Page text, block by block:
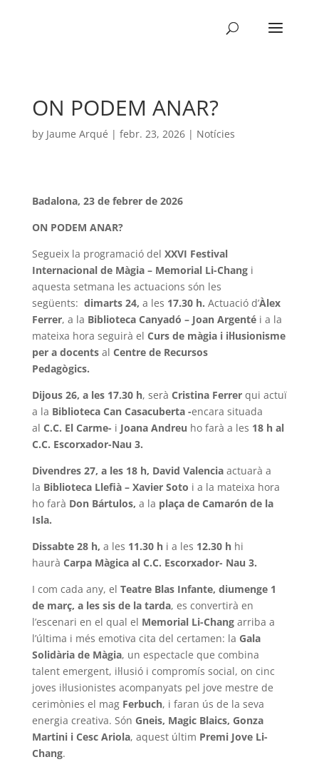
ON PODEM ANAR?
by Jaume Arqué | febr. 23, 2026| Notícies
Badalona, 23 de febrer de 2026
ON PODEM ANAR?
Segueix la programació del XXVI Festival
Internacional de Màgia – Memorial Li-Chang i
aquesta setmana les actuacions són les
següents: dimarts 24, a les 17.30 h. Actuació d’Àlex
Ferrer, a la Biblioteca Canyadó – Joan Argentéi a la
mateixa hora seguirà el Curs de màgia i il·lusionisme
per a docents al Centre de Recursos
Pedagògics.
Dijous 26, a les 17.30 h, serà Cristina Ferrer qui actuï
a la Biblioteca Can Casacuberta -encara situada
al C.C. El Carme- i Joana Andreu ho farà a les 18 h al
C.C. Escorxador-Nau 3.
Divendres 27, a les 18 h, David Valencia actuarà a
la Biblioteca Llefià – Xavier Soto i a la mateixa hora
ho farà Don Bártulos, a la plaça de Camarón de la
Isla.
Dissabte 28 h, a les 11.30 h i a les 12.30 h hi
haurà Carpa Màgica al C.C. Escorxador- Nau 3.
I com cada any, el Teatre Blas Infante, diumenge 1
de març, a les sis de la tarda, es convertirà en
l’escenari en el qual el Memorial Li-Changarriba a
l’última i més emotiva cita del certamen: la Gala
Solidària de Màgia, un espectacle que combina
talent emergent, il·lusió i compromís social, on cinc
joves il·lusionistes acompanyats pel jove mestre de
cerimònies el mag Ferbuch, i faran ús de la seva
energia creativa. Són Gneis, Magic Blaics, Gonza
Martini i Cesc Ariola, aquest últim Premi Jove Li-
Chang.